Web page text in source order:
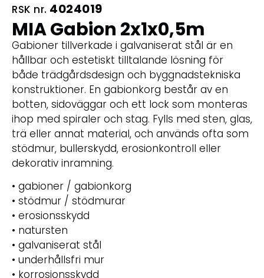
RSK nr. 4024019
MIA Gabion 2x1x0,5m
Gabioner tillverkade i galvaniserat stål är en
hållbar och estetiskt tilltalande lösning för
både trädgårdsdesign och byggnadstekniska
konstruktioner. En gabionkorg består av en
botten, sidoväggar och ett lock som monteras
ihop med spiraler och stag. Fylls med sten, glas,
trä eller annat material, och används ofta som
stödmur, bullerskydd, erosionkontroll eller
dekorativ inramning.
• gabioner / gabionkorg
• stödmur / stödmurar
• erosionsskydd
• natursten
• galvaniserat stål
• underhållsfri mur
• korrosionsskydd